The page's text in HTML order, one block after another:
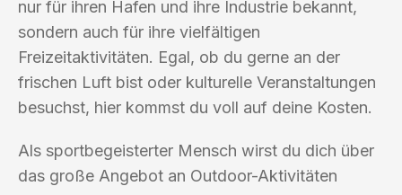
nur für ihren Hafen und ihre Industrie bekannt,
sondern auch für ihre vielfältigen
Freizeitaktivitäten. Egal, ob du gerne an der
frischen Luft bist oder kulturelle Veranstaltungen
besuchst, hier kommst du voll auf deine Kosten.
Als sportbegeisterter Mensch wirst du dich über
das große Angebot an Outdoor-Aktivitäten